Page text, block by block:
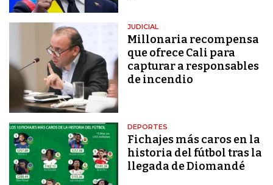
JUDICIAL
Millonaria recompensa
que ofrece Cali para
capturar a responsables
de incendio
DEPORTES
Fichajes más caros en la
historia del fútbol tras la
llegada de Diomandé